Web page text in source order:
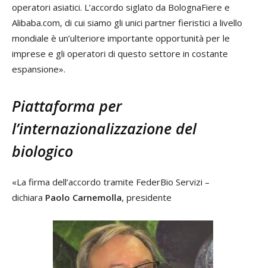
operatori asiatici. L’accordo siglato da BolognaFiere e
Alibaba.com, di cui siamo gli unici partner fieristici a livello
mondiale è un’ulteriore importante opportunità per le
imprese e gli operatori di questo settore in costante
espansione».
Piattaforma per
l’internazionalizzazione del
biologico
«La firma dell’accordo tramite FederBio Servizi –
dichiara Paolo Carnemolla, presidente